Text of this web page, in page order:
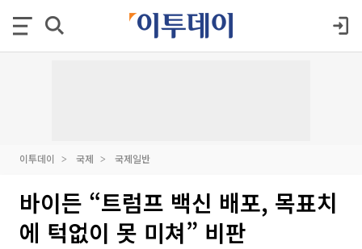
이투데이 국제 국제일반
바이든 “트럼프 백신 배포, 목표치
에 턱없이 못 미쳐” 비판